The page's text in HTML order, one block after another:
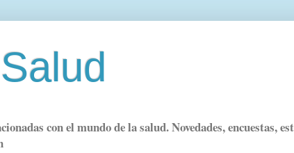
con el mundo de la salud. Novedades, encuestas,